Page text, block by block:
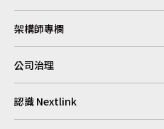
架構師專欄
公司治理
認識 Nextlink